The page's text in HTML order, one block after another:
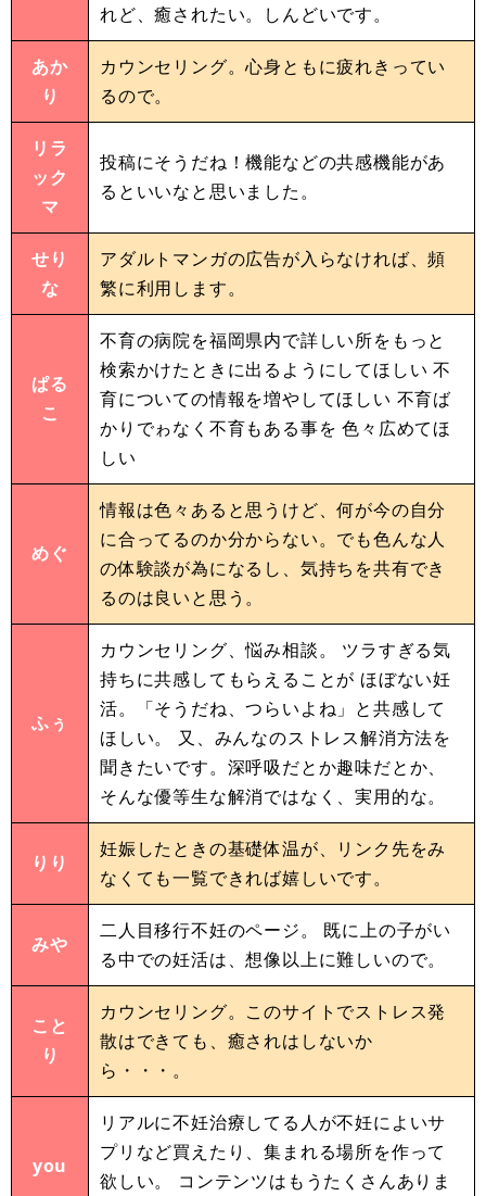
れど、癒されたい。しんどいです。
あか
り
カウンセリング。心身ともに疲れきってい
るので。
リラ
ック
マ
投稿にそうだね！機能などの共感機能があ
るといいなと思いました。
せり
な
アダルトマンガの広告が入らなければ、頻
繁に利用します。
ぱる
こ
不育の病院を福岡県内で詳しい所をもっと
検索かけたときに出るようにしてほしい 不
育についての情報を増やしてほしい 不育ば
かりでゎなく不育もある事を 色々広めてほ
しい
めぐ
情報は色々あると思うけど、何が今の自分
に合ってるのか分からない。でも色んな人
の体験談が為になるし、気持ちを共有でき
るのは良いと思う。
ふぅ
カウンセリング、悩み相談。 ツラすぎる気
持ちに共感してもらえることが ほぼない妊
活。「そうだね、つらいよね」と共感して
ほしい。 又、みんなのストレス解消方法を
聞きたいです。深呼吸だとか趣味だとか、
そんな優等生な解消ではなく、実用的な。
りり
妊娠したときの基礎体温が、リンク先をみ
なくても一覧できれば嬉しいです。
みや
二人目移行不妊のページ。 既に上の子がい
る中での妊活は、想像以上に難しいので。
こと
り
カウンセリング。このサイトでストレス発
散はできても、癒されはしないか
ら・・・。
you
リアルに不妊治療してる人が不妊によいサ
プリなど買えたり、集まれる場所を作って
欲しい。 コンテンツはもうたくさんありま